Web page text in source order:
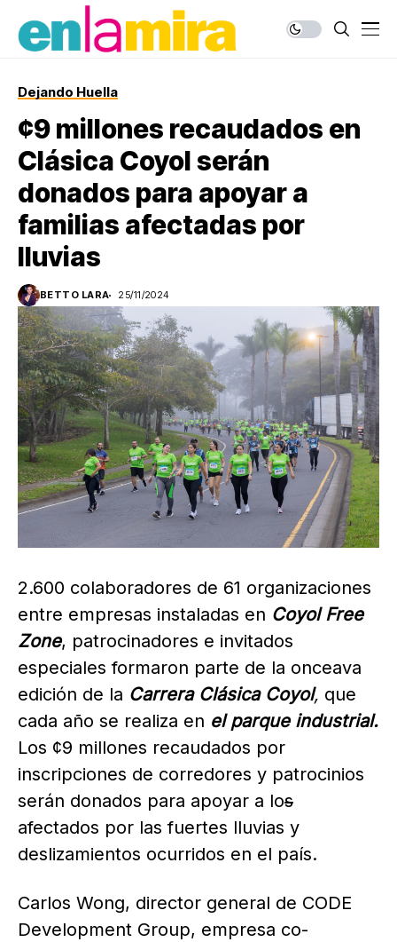
Dejando Huella
¢9 millones recaudados en
Clásica Coyol serán
donados para apoyar a
familias afectadas por
lluvias
BETTO LARA 25/11/2024
2.600 colaboradores de 61 organizaciones
entre empresas instaladas en Coyol Free
Zone, patrocinadores e invitados
especiales formaron parte de la onceava
edición de la Carrera Clásica Coyol, que
cada año se realiza en el parque industrial.
Los ¢9 millones recaudados por
inscripciones de corredores y patrocinios
serán donados para apoyar a los
afectados por las fuertes lluvias y
deslizamientos ocurridos en el país.
Carlos Wong, director general de CODE
Development Group, empresa co-